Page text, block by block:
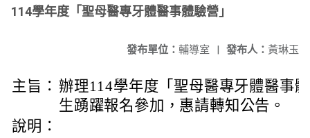
114學年度「聖母醫專牙體醫事體驗營」
發布人： 黃琳玉
發布單位： 輔導室 |
主旨： 辦理114學年度「聖母醫專牙體醫事
生踴躍報名參加，惠請轉知公告。
說明：